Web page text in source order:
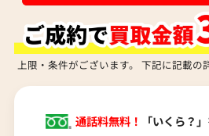
参考買取価格
71,000円
2026年6月17日時点
上限・条件がございます。 下記に記載の
通話料無料！ 「いくら？